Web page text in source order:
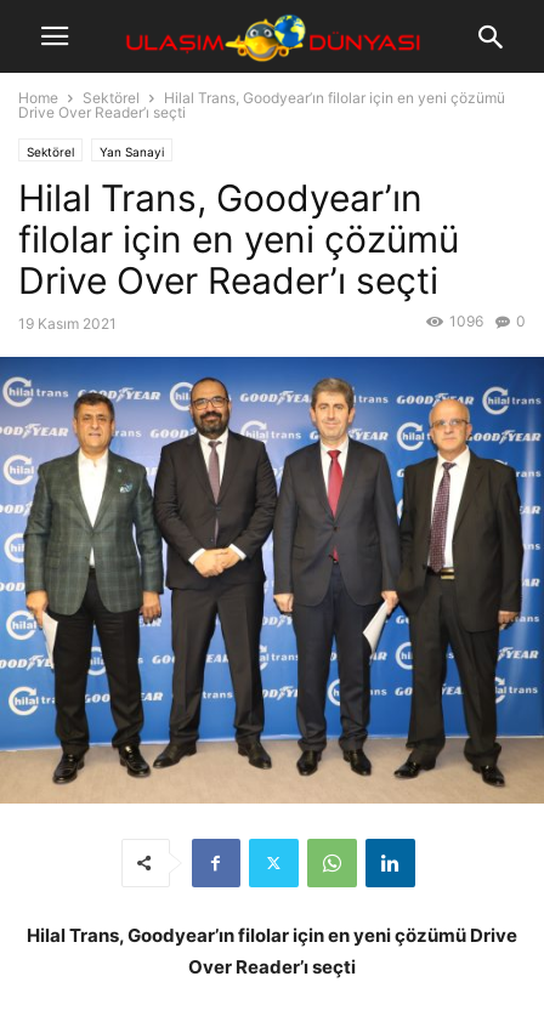
Home Sektörel
Hilal Trans, Goodyear’ın filolar için en yeni çözümü
Drive Over Reader’ı seçti
Sektörel Yan Sanayi
Hilal Trans, Goodyear’ın
filolar için en yeni çözümü
Drive Over Reader’ı seçti
19 Kasım 2021 0
1096
Hilal Trans, Goodyear’ın filolar için en yeni çözümü Drive
Over Reader’ı seçti